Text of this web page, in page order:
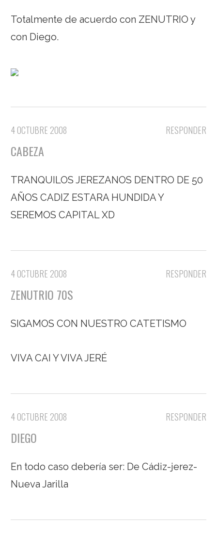
Totalmente de acuerdo con ZENUTRIO y
con Diego.
RESPONDER
4 OCTUBRE 2008
CABEZA
TRANQUILOS JEREZANOS DENTRO DE 50
AÑOS CADIZ ESTARA HUNDIDA Y
SEREMOS CAPITAL XD
RESPONDER
4 OCTUBRE 2008
ZENUTRIO 70S
SIGAMOS CON NUESTRO CATETISMO
VIVA CAI Y VIVA JERÉ
RESPONDER
4 OCTUBRE 2008
DIEGO
En todo caso debería ser: De Cádiz-jerez-
Nueva Jarilla